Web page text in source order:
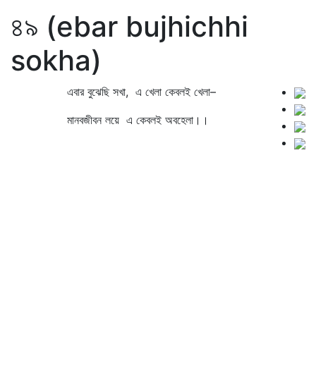
৪৯ (ebar bujhichhi
sokha)
এবার বুঝেছি সখা, এ খেলা কেবলই খেলা–
মানবজীবন লয়ে এ কেবলই অবহেলা।।